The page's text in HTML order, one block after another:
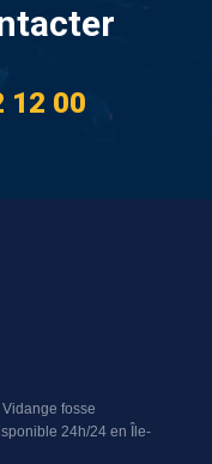
12 00
fosse
24h/24 en Île-